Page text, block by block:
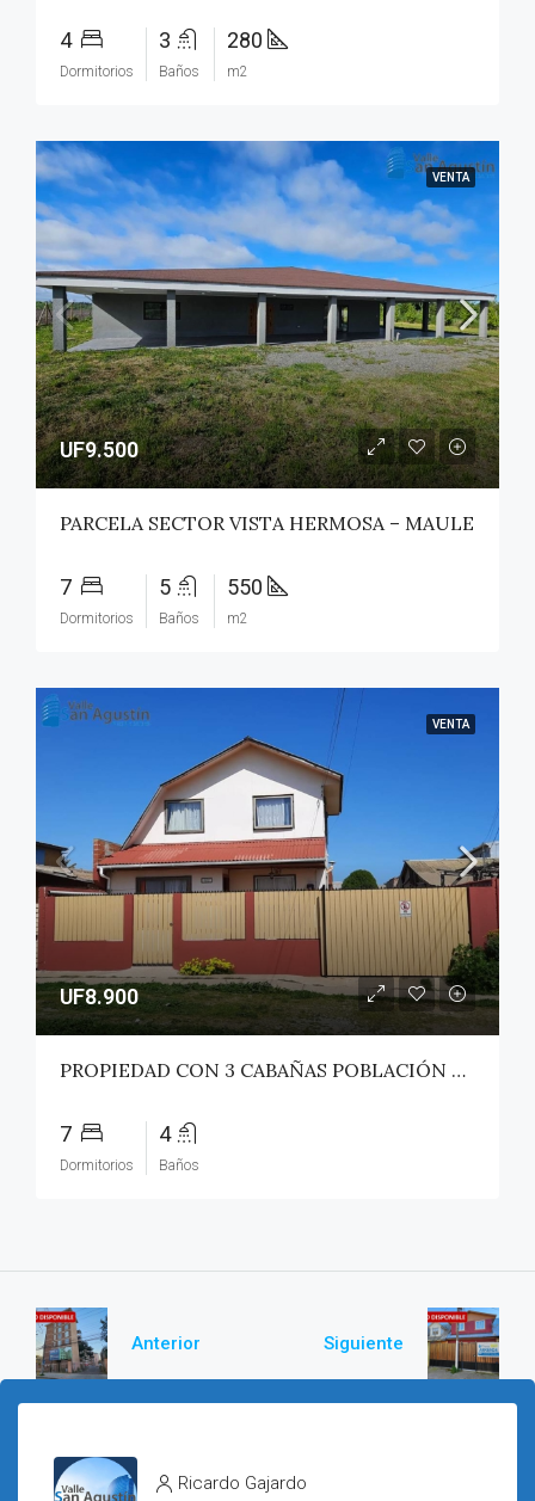
4
Dormitorios
3
Baños
280
m2
VENTA
UF9.500
PARCELA SECTOR VISTA HERMOSA – MAULE
7
Dormitorios
5
Baños
550
m2
VENTA
UF8.900
PROPIEDAD CON 3 CABAÑAS POBLACIÓN ROSS – PICHILEMU
7
Dormitorios
4
Baños
Anterior Siguiente
Ricardo Gajardo